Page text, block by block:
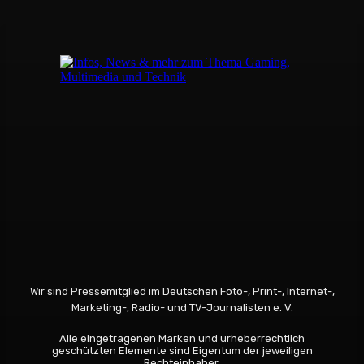
Wir sind Pressemitglied im Deutschen Foto-, Print-, Internet-,
Marketing-, Radio- und TV-Journalisten e. V.
Alle eingetragenen Marken und urheberrechtlich
geschützten Elemente sind Eigentum der jeweiligen